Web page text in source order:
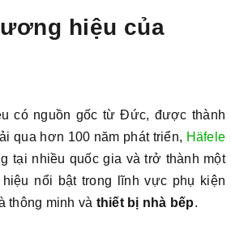
hiệu của
có nguồn gốc từ Đức, được thành
qua hơn 100 năm phát triển, Häfele
tại nhiều quốc gia và trở thành một
nổi bật trong lĩnh vực phụ kiện
thông minh và thiết bị nhà bếp.